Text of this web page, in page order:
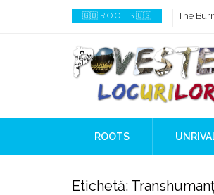
🇬🇧 R O O T S 🇺🇸
How AI
The
The
8,000
ROOTS
Etichetă: